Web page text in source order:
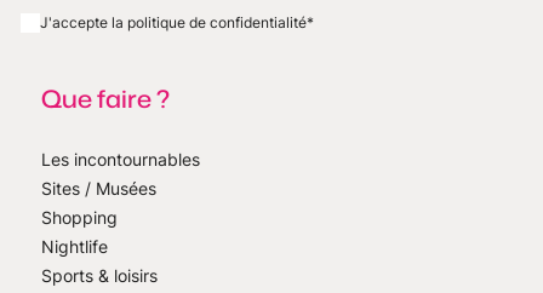
J'accepte la politique de confidentialité*
Que faire ?
Les incontournables
Sites / Musées
Shopping
Nightlife
Sports & loisirs